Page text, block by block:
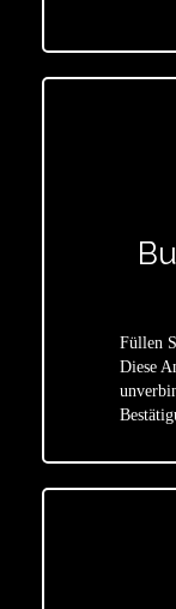
Füllen
Diese